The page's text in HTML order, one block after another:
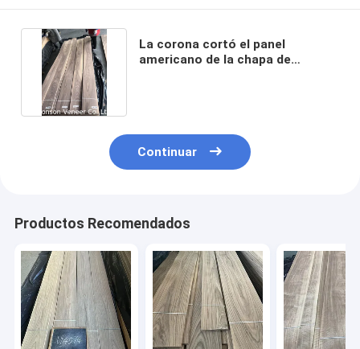
La corona cortó el panel
americano de la chapa de
Continuar
Productos Recomendados